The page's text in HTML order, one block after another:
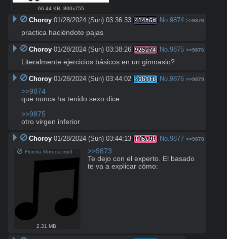
66.44 KB 800x755
Choroy 01/28/2024 (Sun) 03:36:33 414f6d No.9874 >>9876
practica haciéndote pajas
Choroy 01/28/2024 (Sun) 03:38:26 925a74 No.9875 >>9876
Literalmente ejercicios básicos en un gimnasio?
Choroy 01/28/2024 (Sun) 03:44:02 30b9fb No.9876 >>9879
>>9874
que nunca ha tenido sexo dice
>>9875
otro virgen inferior
Choroy 01/28/2024 (Sun) 03:44:13 ff5c9b No.9877 >>9878
Florcita Motuda.mp3
2.31 MB
>>9873
Te dejo con el experto. El basado
te va a explicar cómo: